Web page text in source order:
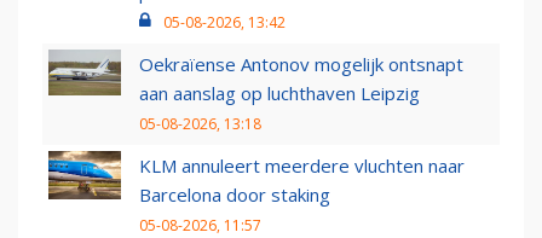
05-08-2026, 13:42
Oekraïense Antonov mogelijk ontsnapt
aan aanslag op luchthaven Leipzig
05-08-2026, 13:18
KLM annuleert meerdere vluchten naar
Barcelona door staking
05-08-2026, 11:57